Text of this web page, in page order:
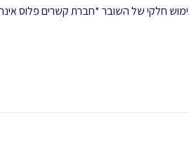
חלקי של השובר *חברת קשרים פלוס